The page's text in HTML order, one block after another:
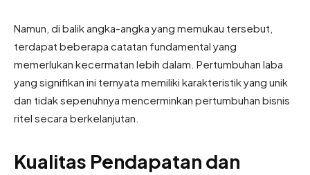
Namun, di balik angka-angka yang memukau tersebut,
terdapat beberapa catatan fundamental yang
memerlukan kecermatan lebih dalam. Pertumbuhan laba
yang signifikan ini ternyata memiliki karakteristik yang unik
dan tidak sepenuhnya mencerminkan pertumbuhan bisnis
ritel secara berkelanjutan.
Kualitas Pendapatan dan